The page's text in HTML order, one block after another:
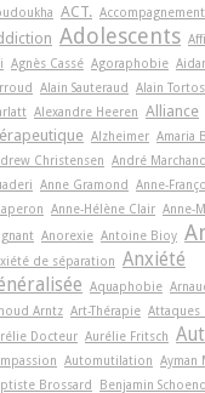
ACT.
Adolescents
Agnès Cassé Agoraphobie
Alain Sauteraud Alain
Alexandre Heeren Alliance
Alzheimer Amaria
Christensen André Marchand
Anne Gramond Anne-
Anne-Hélène Clair Anne-
Anorexie Antoine Bioy
de séparation Anxiété
Aquaphobie
Arntz Art-Thérapie Attaques
Docteur Aurélie Fritsch
Automutilation Ayman
Brossard
Benjamin